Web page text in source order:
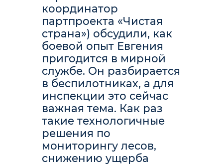
координатор
партпроекта «Чистая
страна») обсудили, как
боевой опыт Евгения
пригодится в мирной
службе. Он разбирается
в беспилотниках, а для
инспекции это сейчас
важная тема. Как раз
такие технологичные
решения по
мониторингу лесов,
снижению ущерба